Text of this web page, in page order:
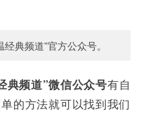
典频道”官方公众号。
典频道”微信公众号有自
的方法就可以找到我们